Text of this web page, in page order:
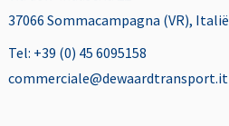
37066 Sommacampagna (VR), Italië
Tel: +39 (0) 45 6095158
commerciale@dewaardtransport.it